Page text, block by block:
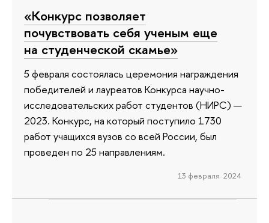
«Конкурс позволяет
почувствовать себя ученым еще
на студенческой скамье»
5 февраля состоялась церемония награждения
победителей и лауреатов Конкурса научно-
исследовательских работ студентов (НИРС) —
2023. Конкурс, на который поступило 1730
работ учащихся вузов со всей России, был
проведен по 25 направлениям.
13 февраля 2024